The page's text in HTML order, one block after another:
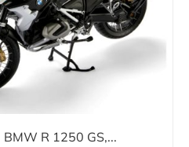
R 1250 GS,...